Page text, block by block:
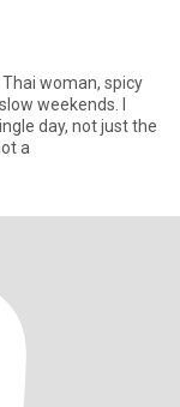
weekends. I
day, not just the
a